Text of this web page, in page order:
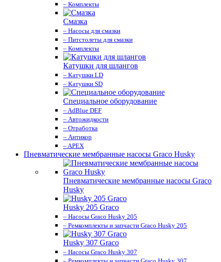
– Комплекты
Смазка
– Насосы для смазки
– Питстолеты для смазки
– Комплекты
Катушки для шлангов
– Катушки LD
– Катушки SD
Специальное оборудование
– AdBlue DEF
– Автожидкости
– Отработка
– Антикор
– APEX
Пневматические мембранные насосы Graco Husky
Пневматические мембранные насосы Graco
Husky
Husky 205 Graco
– Насосы Graco Husky 205
– Ремкомплекты и запчасти Graco Husky 205
Husky 307 Graco
– Насосы Graco Husky 307